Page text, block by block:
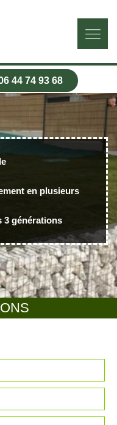
44 74 93 68
en plusieurs
3 générations